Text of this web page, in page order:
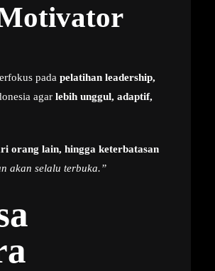
pada pelatihan leadership,
agar lebih unggul, adaptif,
orang lain, hingga keterbatasan
akan selalu terbuka.”